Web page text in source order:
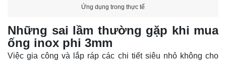
Ứng dụng trong thực tế
Những sai lầm thường gặp khi mua
ống inox phi 3mm
Việc gia công và lắp ráp các chi tiết siêu nhỏ không cho